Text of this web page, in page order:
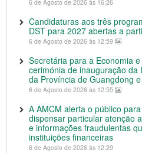
6 de Agosto de 2026 às 16:26
Candidaturas aos três
DST para 2027 abertas a
6 de Agosto de 2026 às 12:59
Secretária para a Economia
cerimónia de inauguração
da Província de Guangdong
6 de Agosto de 2026 às 12:55
A AMCM alerta o público
dispensar particular atenção
e informações fraudulentas
instituições financeiras
6 de Agosto de 2026 às 12:29